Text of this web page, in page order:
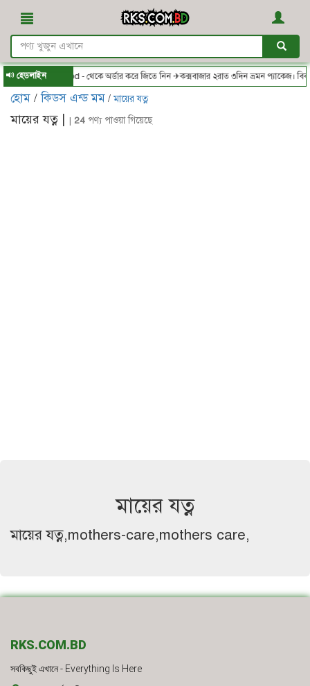
হেডলাইন
RKS.com.bd - থেকে অর্ডার করে জিতে নিন ✈কক্সবাজার ২রাত ৩দিন ভ্রমন প্যাকেজ।
হোম /কিডস এন্ড মম /মায়ের যত্ন
মায়ের যত্ন | | 24 পণ্য পাওয়া গিয়েছে
মায়ের যত্ন
মায়ের যত্ন,mothers-care,mothers care,
RKS.COM.BD
সবকিছুই এখানে - Everything Is Here